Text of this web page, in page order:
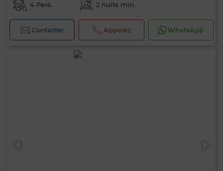
4 Pers. 2 nuits min.
Contacter Appelez WhatsApp